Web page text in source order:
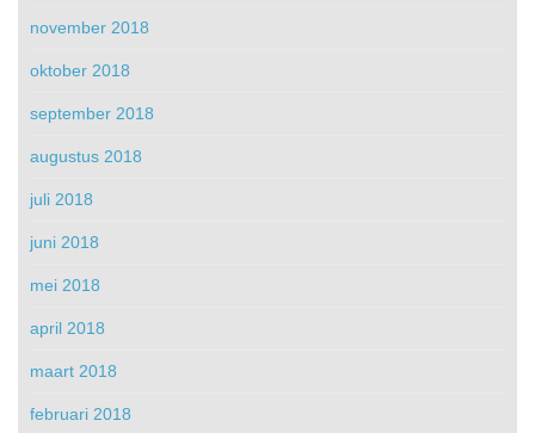
november 2018
oktober 2018
september 2018
augustus 2018
juli 2018
juni 2018
mei 2018
april 2018
maart 2018
februari 2018